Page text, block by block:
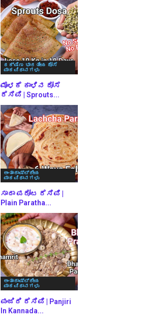
ದಕ್ಷಿಣ ಭಾರತೀಯ ದೋಸೆ
ಪಾಕವಿಧಾನಗಳು
ಮೊಳಕೆ ಕಾಳಿನ ದೋಸೆ
ರೆಸಿಪಿ | Sprouts...
ಅಂತಾರಾಷ್ಟ್ರೀಯ
ಪಾಕವಿಧಾನಗಳು
ಸಾದಾ ಪರೋಟ ರೆಸಿಪಿ |
Plain Paratha...
ಅಂತಾರಾಷ್ಟ್ರೀಯ
ಪಾಕವಿಧಾನಗಳು
ಪಂಜಿರಿ ರೆಸಿಪಿ | Panjiri
In Kannada...